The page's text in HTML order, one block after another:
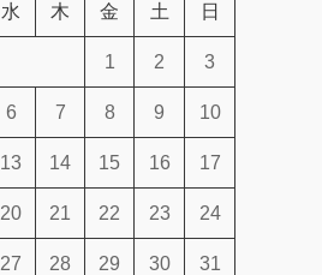
水 木 金 土 日
1 2 3
6 7 8 9 10
13 14 15 16 17
20 21 22 23 24
27 28 29 30
31